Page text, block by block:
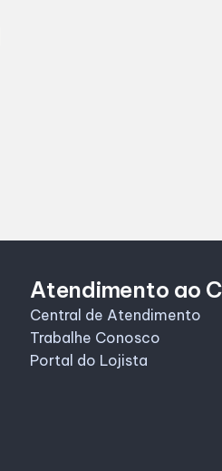
Atendimento ao
Central de Atendimento
Trabalhe Conosco
Portal do Lojista